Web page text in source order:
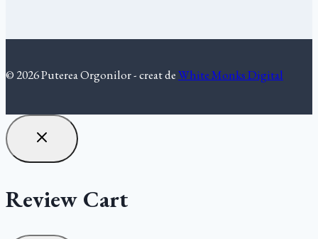
© 2026 Puterea Orgonilor - creat deWhite Monks Digital
Review Cart